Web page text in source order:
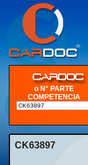
o N° PARTE
COMPETENCIA
CK63897